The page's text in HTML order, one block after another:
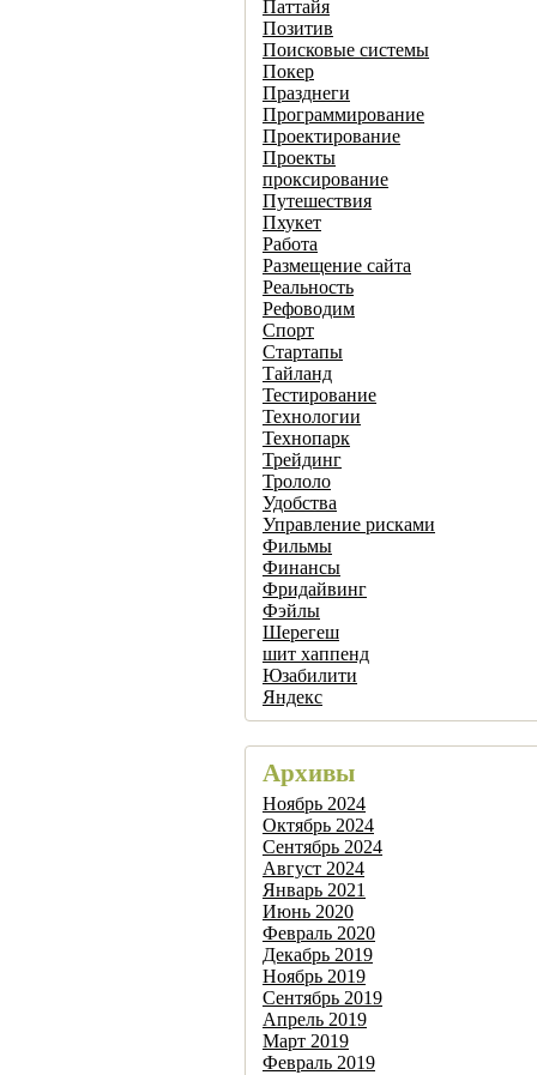
Паттайя
Позитив
Поисковые системы
Покер
Празднеги
Программирование
Проектирование
Проекты
проксирование
Путешествия
Пхукет
Работа
Размещение сайта
Реальность
Рефоводим
Спорт
Стартапы
Тайланд
Тестирование
Технологии
Технопарк
Трейдинг
Трололо
Удобства
Управление рисками
Фильмы
Финансы
Фридайвинг
Фэйлы
Шерегеш
шит хаппенд
Юзабилити
Яндекс
Архивы
Ноябрь 2024
Октябрь 2024
Сентябрь 2024
Август 2024
Январь 2021
Июнь 2020
Февраль 2020
Декабрь 2019
Ноябрь 2019
Сентябрь 2019
Апрель 2019
Март 2019
Февраль 2019